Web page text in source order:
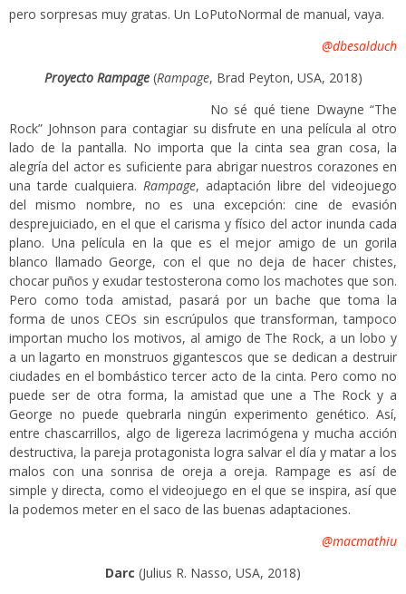
pero sorpresas muy gratas. Un LoPutoNormal de manual, vaya.
@dbesalduch
Proyecto Rampage (Rampage, Brad Peyton, USA, 2018)
No sé qué tiene Dwayne “The
Rock” Johnson para contagiar su disfrute en una película al otro
lado de la pantalla. No importa que la cinta sea gran cosa, la
alegría del actor es suficiente para abrigar nuestros corazones en
una tarde cualquiera. Rampage, adaptación libre del videojuego
del mismo nombre, no es una excepción: cine de evasión
desprejuiciado, en el que el carisma y físico del actor inunda cada
plano. Una película en la que es el mejor amigo de un gorila
blanco llamado George, con el que no deja de hacer chistes,
chocar puños y exudar testosterona como los machotes que son.
Pero como toda amistad, pasará por un bache que toma la
forma de unos CEOs sin escrúpulos que transforman, tampoco
importan mucho los motivos, al amigo de The Rock, a un lobo y
a un lagarto en monstruos gigantescos que se dedican a destruir
ciudades en el bombástico tercer acto de la cinta. Pero como no
puede ser de otra forma, la amistad que une a The Rock y a
George no puede quebrarla ningún experimento genético. Así,
entre chascarrillos, algo de ligereza lacrimógena y mucha acción
destructiva, la pareja protagonista logra salvar el día y matar a los
malos con una sonrisa de oreja a oreja. Rampage es así de
simple y directa, como el videojuego en el que se inspira, así que
la podemos meter en el saco de las buenas adaptaciones.
@macmathiu
Darc (Julius R. Nasso, USA, 2018)